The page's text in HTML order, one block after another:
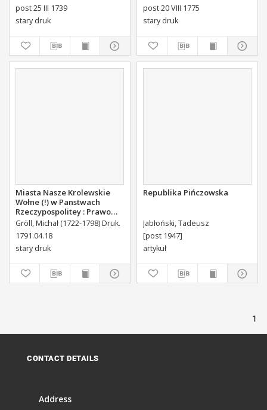
post 25 III 1739
stary druk
Płockiego Xiązęcia
Pułtuskiego [...] Do Oboyga
Stanu Tak Duchownego,
Swoiey Roku Panskiego
1775 [...] Wydany.
post 20 VIII 1775
stary druk
Miasta Nasze Krolewskie
Wołne (!) w Panstwach
Rzeczypospolitey : Prawo
uchwalone Dnia 18.
kwietnia 1791.
Gröll, Michał (1722-1798) Druk.
1791.04.18
stary druk
Republika Pińczowska
Jabłoński, Tadeusz
[post 1947]
artykuł
1
CONTACT DETAILS
Address